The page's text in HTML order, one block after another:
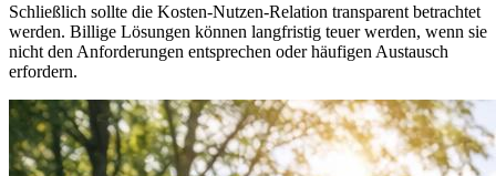
Schließlich sollte die Kosten-Nutzen-Relation transparent betrachtet
werden. Billige Lösungen können langfristig teuer werden, wenn sie
nicht den Anforderungen entsprechen oder häufigen Austausch
erfordern.